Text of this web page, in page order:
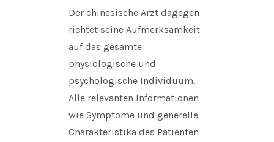
Der chinesische Arzt dagegen
richtet seine Aufmerksamkeit
auf das gesamte
physiologische und
psychologische Individuum.
Alle relevanten Informationen
wie Symptome und generelle
Charakteristika des Patienten